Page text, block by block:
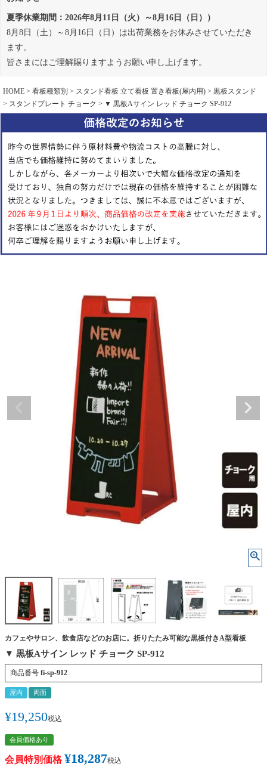
夏季休業期間：2026年8月11日（火）～8月16日（日））
8月8日（土）～8月16日（日）は出荷業務をお休みさせていただき
ます。
皆さまにはご理解賜りますようお願い申し上げます。
HOME 看板種類別 スタンド看板 立て看板 置き看板(屋内用)
黒板スタンド
スタンドプレート チョーク
▼ 黒板Aサイン レッド チョーク SP-912
カフェやサロン、飲食店などのお店に。折りたたみ可能な黒板付きA型看板
▼ 黒板Aサイン レッド チョーク SP-912
商品番号 fi-sp-912
屋内 両面
¥19,250税込
会員価格あり
会員特別価格 ¥18,287税込